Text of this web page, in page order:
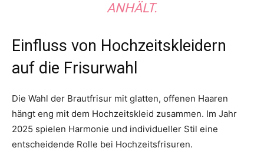
ANHÄLT.
Einfluss von Hochzeitskleidern
auf die Frisurwahl
Die Wahl der Brautfrisur mit glatten, offenen Haaren
hängt eng mit dem Hochzeitskleid zusammen. Im Jahr
2025 spielen Harmonie und individueller Stil eine
entscheidende Rolle bei Hochzeitsfrisuren.